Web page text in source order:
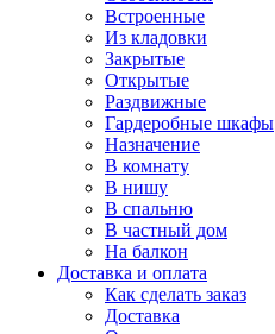
Встроенные
Из кладовки
Закрытые
Открытые
Раздвижные
Гардеробные шкафы
Назначение
В комнату
В нишу
В спальню
В частный дом
На балкон
Доставка и оплата
Как сделать заказ
Доставка